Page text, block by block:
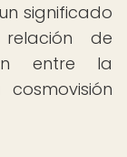
significado
de
entre la